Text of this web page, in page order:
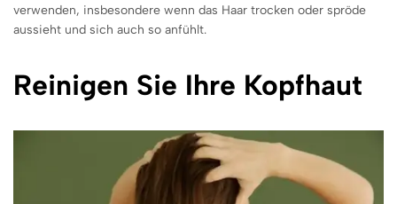
verwenden, insbesondere wenn das Haar trocken oder spröde
aussieht und sich auch so anfühlt.
Reinigen Sie Ihre Kopfhaut